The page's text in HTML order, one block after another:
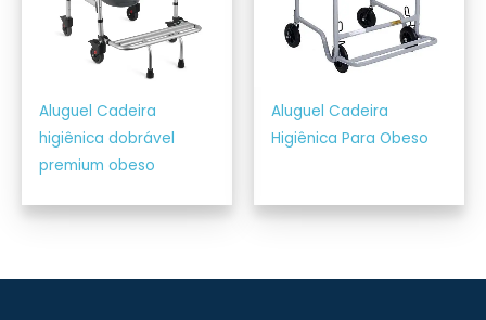
Aluguel Cadeira
higiênica dobrável
premium obeso
Aluguel Cadeira
Higiênica Para Obeso